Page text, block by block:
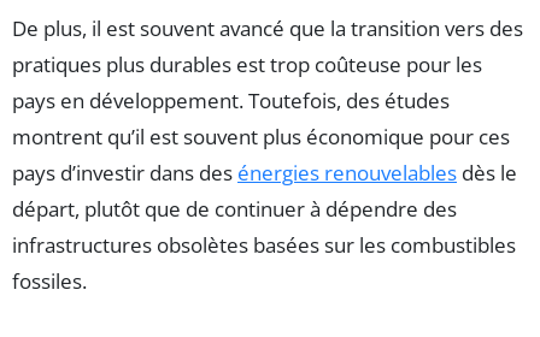
De plus, il est souvent avancé que la transition vers des
pratiques plus durables est trop coûteuse pour les
pays en développement. Toutefois, des études
montrent qu’il est souvent plus économique pour ces
pays d’investir dans des énergies renouvelables dès le
départ, plutôt que de continuer à dépendre des
infrastructures obsolètes basées sur les combustibles
fossiles.